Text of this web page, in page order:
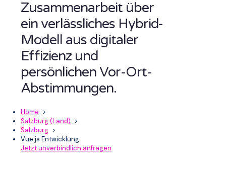
Zusammenarbeit über
ein verlässliches Hybrid-
Modell aus digitaler
Effizienz und
persönlichen Vor-Ort-
Abstimmungen.
Home >
Salzburg (Land) >
Salzburg >
Vue.js Entwicklung
Jetzt unverbindlich anfragen